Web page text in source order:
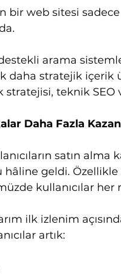
bir web sitesi
arama
daha stratejik içerik
stratejisi, teknik SEO
Daha Fazla
satın
geldi. Özellikle
kullanıcılar
ilk izlenim
artık: